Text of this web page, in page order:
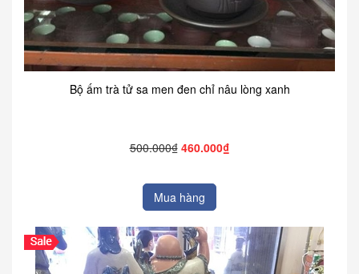
Bộ ấm trà tử sa men đen chỉ nâu lòng xanh
500.000₫ 460.000₫
Mua hàng